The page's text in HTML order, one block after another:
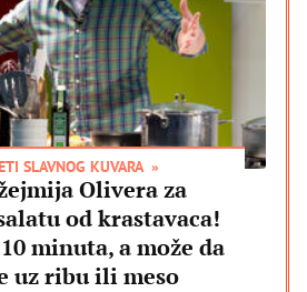
SLAVNOG KUVARA
Olivera za
od krastavaca!
minuta, a može da
uz ribu ili meso